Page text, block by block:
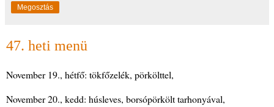
Megosztás
47. heti menü
November 19., hétfő: tökfőzelék, pörkölttel,
November 20., kedd: húsleves, borsópörkölt tarhonyával,